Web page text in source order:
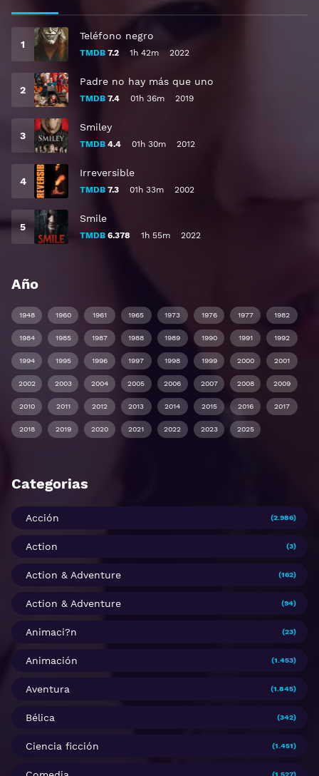
Teléfono negro
TMDB 7.2 1h 42m 2022
Padre no hay más que uno
TMDB 7.4 01h 36m 2019
Smiley
TMDB 4.4 01h 30m 2012
Irreversible
TMDB 7.3 01h 33m 2002
Smile
TMDB 6.378 1h 55m 2022
Año
1948 1960 1961 1965 1973 1976 1977 1982
1984 1985 1987 1988 1989 1990 1991 1992
1994 1995 1996 1997 1998 1999 2000 2001
2002 2003 2004 2005 2006 2007 2008 2009
2010 2011 2012 2013 2014 2015 2016 2017
2018 2019 2020 2021 2022 2023 2025
Categorias
Acción (2.986)
Action (3)
Action & Adventure (162)
Action & Adventure (94)
Animaci?n (23)
Animación (1.453)
Aventura (1.845)
Bélica (342)
Ciencia ficción (1.451)